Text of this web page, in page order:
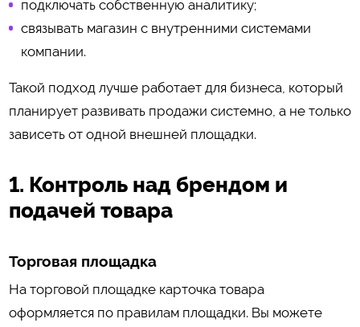
подключать собственную аналитику;
связывать магазин с внутренними системами
компании.
Такой подход лучше работает для бизнеса, который
планирует развивать продажи системно, а не только
зависеть от одной внешней площадки.
1. Контроль над брендом и
подачей товара
Торговая площадка
На торговой площадке карточка товара
оформляется по правилам площадки. Вы можете